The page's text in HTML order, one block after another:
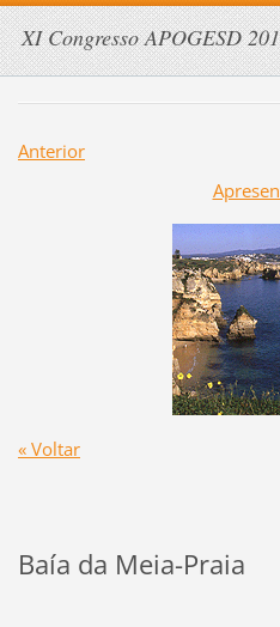
XI Congresso APOGESD
Anterior
« Voltar
Baía da Meia-Praia